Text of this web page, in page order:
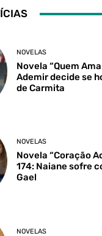
NOVELAS
Novela “Quem
Ademir decide se
de Carmita
NOVELAS
Novela “Coração
174: Naiane sofre
Gael
NOVELAS